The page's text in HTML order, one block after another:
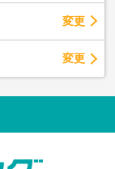
変更
変更